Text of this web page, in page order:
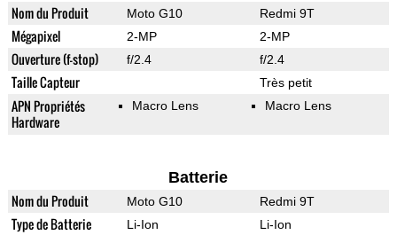
Nom du Produit Moto G10 Redmi 9T
Mégapixel 2-MP 2-MP
Ouverture (f-stop) f/2.4 f/2.4
Taille Capteur Très petit
APN Propriétés
Hardware
Macro Lens Macro Lens
Batterie
Nom du Produit Moto G10 Redmi 9T
Type de Batterie Li-Ion Li-Ion